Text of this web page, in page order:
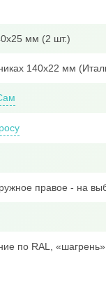
мм (2 шт.)
140х22 мм
правое - на
по RAL,